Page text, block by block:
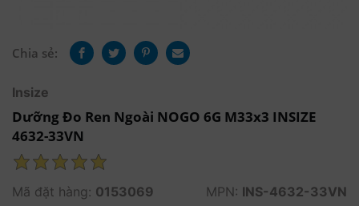
Chia sẻ:
Insize
Dưỡng Đo Ren Ngoài NOGO 6G M33x3 INSIZE
4632-33VN
Mã đặt hàng: 0153069 MPN: INS-4632-33VN